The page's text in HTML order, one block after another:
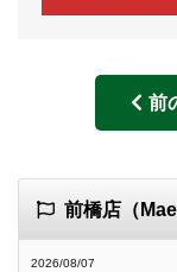
前
前橋店（
2026/08/07